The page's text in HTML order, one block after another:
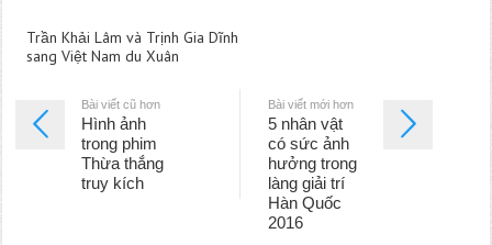
Trần Khải Lâm và Trịnh Gia Dĩnh
sang Việt Nam du Xuân
Bài viết cũ hơn
Hình ảnh
trong phim
Thừa thắng
truy kích
Bài viết mới hơn
5 nhân vật
có sức ảnh
hưởng trong
làng giải trí
Hàn Quốc
2016